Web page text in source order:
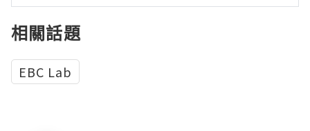
相關話題
EBC Lab